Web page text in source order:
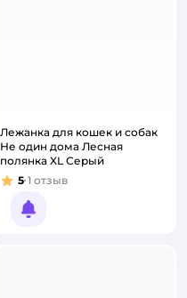
Лежанка для кошек и собак
Не один дома Лесная
полянка XL Серый
Рейтинг:
5 1 отзыв
Уведомить о появлении